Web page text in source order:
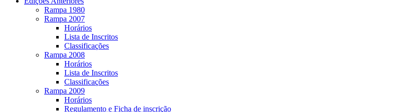
Rampa 1980
Rampa 2007
Horários
Lista de Inscritos
Classificações
Rampa 2008
Horários
Lista de Inscritos
Classificações
Rampa 2009
Horários
Regulamento e Ficha de inscrição